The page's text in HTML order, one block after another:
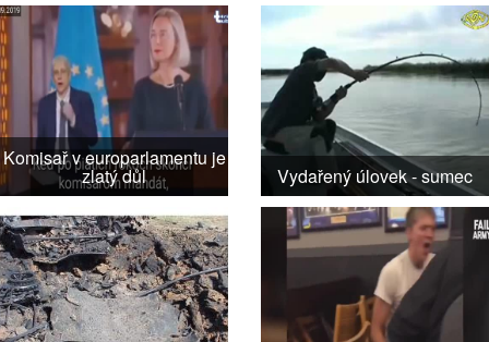
Komisař v europarlamentu je
zlatý důl Vydařený úlovek - sumec